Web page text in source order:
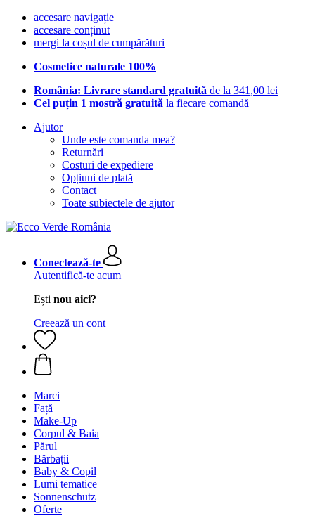
accesare navigație
accesare conținut
mergi la coșul de cumpărături
Cosmetice naturale 100%
România: Livrare standard gratuită de la 341,00 lei
Cel puțin 1 mostră gratuită la fiecare comandă
Ajutor
Unde este comanda mea?
Returnări
Costuri de expediere
Opțiuni de plată
Contact
Toate subiectele de ajutor
Conectează-te
Autentifică-te acum
Ești nou aici?
Creează un cont
Marci
Față
Make-Up
Corpul & Baia
Părul
Bărbații
Baby & Copil
Lumi tematice
Sonnenschutz
Oferte